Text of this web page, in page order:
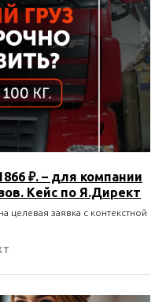
₽. – для компании
Кейс по Я.Директ
целевая заявка с контекстной